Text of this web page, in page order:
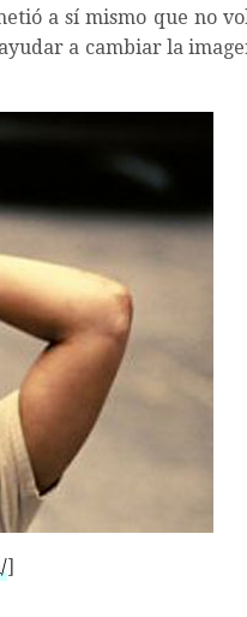
a sí mismo que no
a cambiar la
]